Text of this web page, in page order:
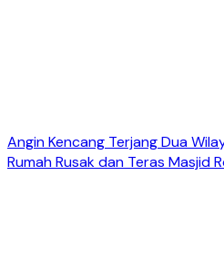
Angin Kencang Terjang Dua
Rumah Rusak dan Teras Masjid